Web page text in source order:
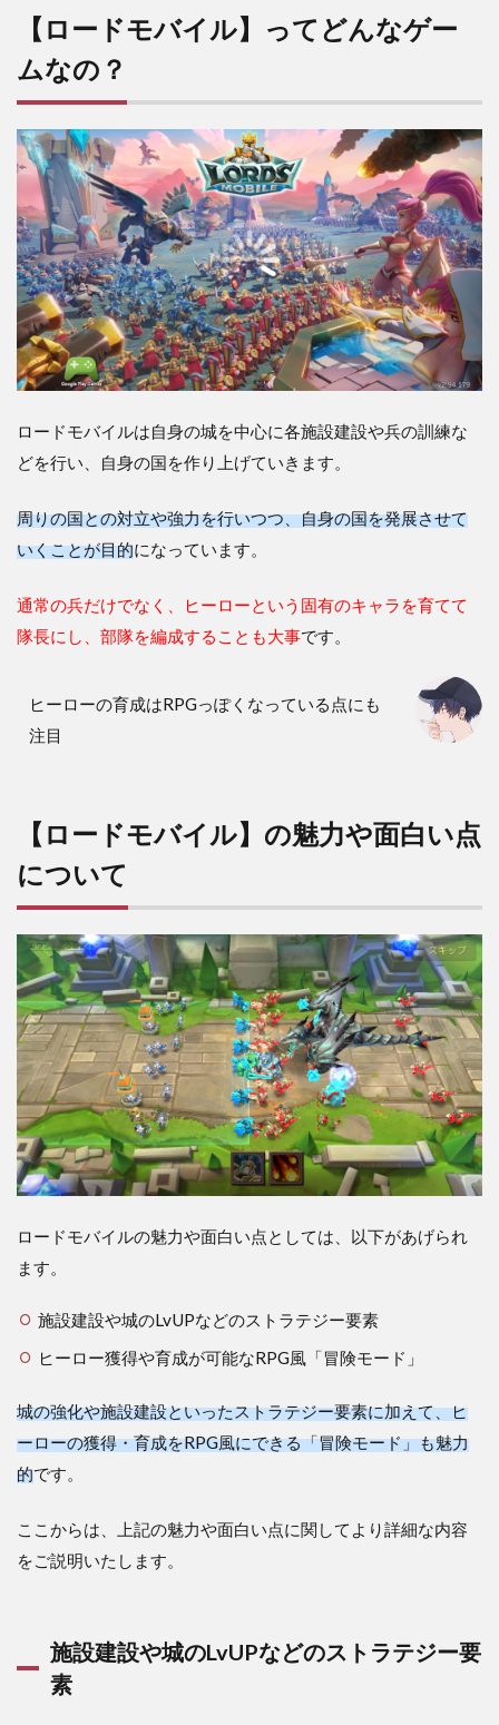
モバ
イ
ル】
って
どん
ーム
な
の？
2
【ロ
ード
モバ
イ
ル】
の魅
力や
面白
につ
いて
施設
建設
や城
LvUP
のス
ー要
獲得
成が
RPG
風
「冒
険モ
ー
ド」
3
【ロ
ード
モバ
イ
ル】
攻略
ツに
て
3.1
の確
保よ
りも
食料
生産
を入
れる
ドは
ノー
マル
【ロードモバイル】ってどんなゲー
ムなの？
ロードモバイルは自身の城を中心に各施設建設や兵の訓練な
どを行い、自身の国を作り上げていきます。
周りの国との対立や強力を行いつつ、自身の国を発展させて
いくことが目的になっています。
通常の兵だけでなく、ヒーローという固有のキャラを育てて
隊長にし、部隊を編成することも大事です。
ヒーローの育成はRPGっぽくなっている点にも
注目
【ロードモバイル】の魅力や面白い点
について
ロードモバイルの魅力や面白い点としては、以下があげられ
ます。
施設建設や城のLvUPなどのストラテジー要素
ヒーロー獲得や育成が可能なRPG風「冒険モード」
城の強化や施設建設といったストラテジー要素に加えて、ヒ
ーローの獲得・育成をRPG風にできる「冒険モード」も魅力
的です。
ここからは、上記の魅力や面白い点に関してより詳細な内容
をご説明いたします。
施設建設や城のLvUPなどのストラテジー要
素